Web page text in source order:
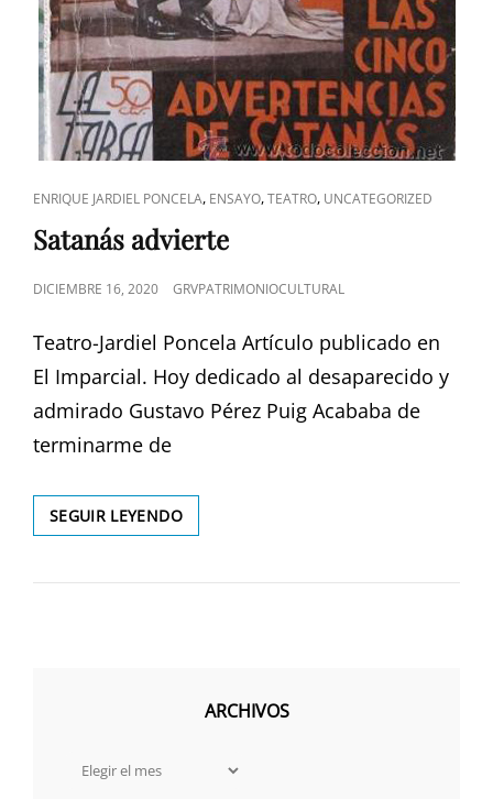
ENLACES
DE
CATEGORÍAS
ENRIQUE JARDIEL PONCELA, ENSAYO,TEATRO, UNCATEGORIZED
Satanás advierte
PUBLICADO
DICIEMBRE 16, 2020 GRVPATRIMONIOCULTURAL
Teatro-Jardiel Poncela Artículo publicado en
El Imparcial. Hoy dedicado al desaparecido y
admirado Gustavo Pérez Puig Acababa de
terminarme de
SEGUIR LEYENDOSATANÁS
ADVIERTE
ARCHIVOS
Archivos